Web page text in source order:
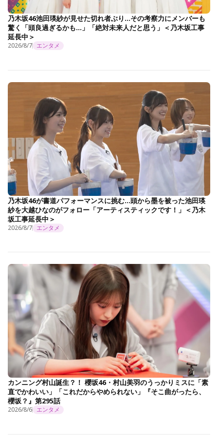
乃木坂46池田瑛紗が見せた切れ者ぶり…その考察力にメンバーも
驚く「頭良過ぎるかも…」「絶対未来人だと思う」＜乃木坂工事
延長中＞
2026/8/7 エンタメ
乃木坂46が書道パフォーマンスに挑む…頭から墨を被った池田瑛
紗を大越ひなのがフォロー「アーティスティックです！」＜乃木
坂工事延長中＞
2026/8/7 エンタメ
カンニング村山誕生？！ 櫻坂46・村山美羽のうっかりミスに「素
直でかわいい」「これだからやめられない」『そこ曲がったら、
櫻坂？』第295話
2026/8/6 エンタメ